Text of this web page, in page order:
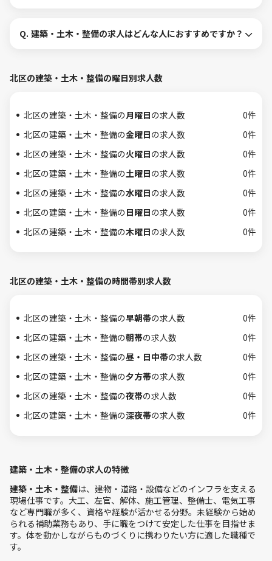
Q. 建築・土木・整備の求人はどんな人におすすめですか？
北区の建築・土木・整備の曜日別求人数
北区の建築・土木・整備の月曜日の求人数
0件
北区の建築・土木・整備の金曜日の求人数
0件
北区の建築・土木・整備の火曜日の求人数
0件
北区の建築・土木・整備の土曜日の求人数
0件
北区の建築・土木・整備の水曜日の求人数
0件
北区の建築・土木・整備の日曜日の求人数
0件
北区の建築・土木・整備の木曜日の求人数 0件
北区の建築・土木・整備の時間帯別求人数
北区の建築・土木・整備の早朝帯の求人数
0件
北区の建築・土木・整備の朝帯の求人数
0件
北区の建築・土木・整備の昼・日中帯の求人数
0件
北区の建築・土木・整備の夕方帯の求人数
0件
北区の建築・土木・整備の夜帯の求人数
0件
北区の建築・土木・整備の深夜帯の求人数 0件
建築・土木・整備の求人の特徴
建築・土木・整備は、建物・道路・設備などのインフラを支える
現場仕事です。大工、左官、解体、施工管理、整備士、電気工事
など専門職が多く、資格や経験が活かせる分野。未経験から始め
られる補助業務もあり、手に職をつけて安定した仕事を目指せま
す。体を動かしながらものづくりに携わりたい方に適した職種で
す。